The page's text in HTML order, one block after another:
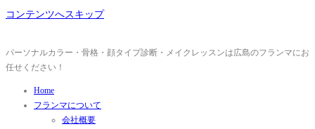
コンテンツへスキップ
パーソナルカラー・骨格・顔タイプ診断・メイクレッスンは広島のフランマにお
任せください！
Home
フランマについて
会社概要